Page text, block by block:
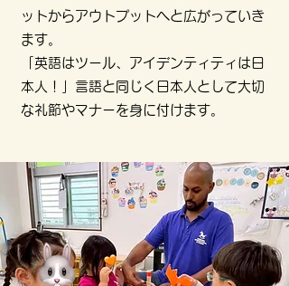
ットからアウトプットへと広がっていき
ます。
「英語はツール、アイデンティティは日
本人！」言語と同じく日本人として大切
な礼節やマナーを身に付けます。